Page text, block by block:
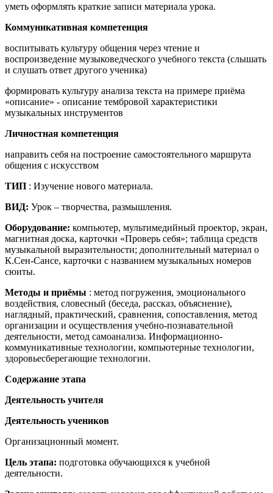
уметь оформлять краткие записи материала урока.
Коммуникативная компетенция
воспитывать культуру общения через чтение и
воспроизведение музыковедческого учебного текста (слышать
и слушать ответ другого ученика)
формировать культуру анализа текста на примере приёма
«описание» - описание тембровой характеристики
музыкальных инструментов
Личностная компетенция
направить себя на построение самостоятельного маршрута
общения с искусством
ТИП : Изучение нового материала.
ВИД: Урок – творчества, размышления.
Оборудование: компьютер, мультимедийный проектор, экран,
магнитная доска, карточки «Проверь себя»; таблица средств
музыкальной выразительности; дополнительный материал о
К.Сен-Сансе, карточки с названием музыкальных номеров
сюиты.
Методы и приёмы : метод погружения, эмоционального
воздействия, словесный (беседа, рассказ, объяснение),
наглядный, практический, сравнения, сопоставления, метод
организации и осуществления учебно-познавательной
деятельности, метод самоанализа. Информационно-
коммуникативные технологии, компьютерные технологии,
здоровьесберегающие технологии.
Содержание этапа
Деятельность учителя
Деятельность учеников
Организационный момент.
Цель этапа: подготовка обучающихся к учебной
деятельности.